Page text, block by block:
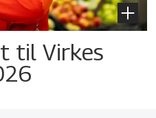
til Virkes